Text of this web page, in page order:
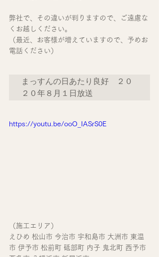
弊社で、その違いが判りますので、ご遠慮な
くお越しください。
（最近、お客様が増えていますので、予めお
電話ください）
まっすんの日あたり良好　２０
２０年８月１日放送
https://youtu.be/ooO_IASrS0E
（施工エリア）
えひめ 松山市 今治市 宇和島市 大洲市 東温
市 伊予市 松前町 砥部町 内子 鬼北町 西予市